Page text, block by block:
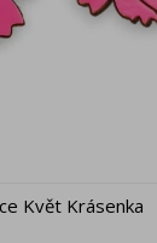
Květ Krásenka